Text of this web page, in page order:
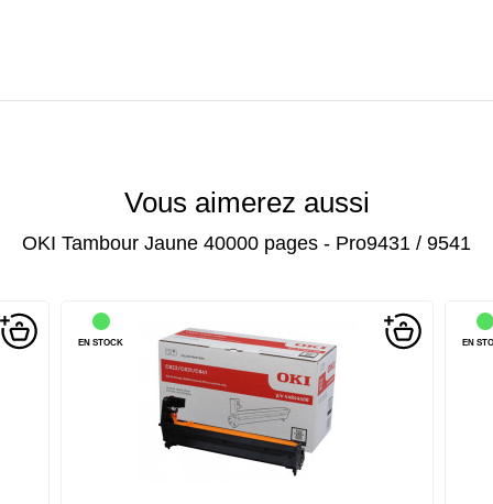
Vous aimerez aussi
OKI Tambour Jaune 40000 pages - Pro9431 / 9541
original - kit tambour - pour C610dn, 610dtn,
EN STOCK